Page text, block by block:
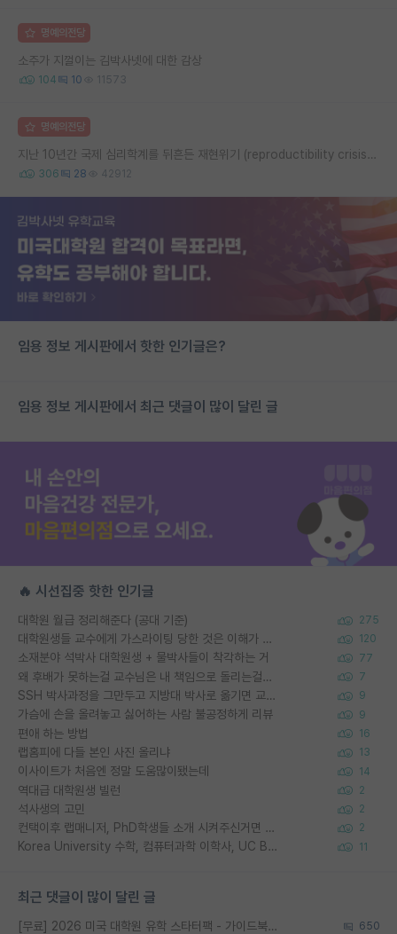
명예의전당
소주가 지껄이는 김박사넷에 대한 감상
104 10 11573
명예의전당
지난 10년간 국제 심리학계를 뒤흔든 재현위기 (reproductibility crisis) 요약 (1편)
306 28 42912
임용 정보 게시판에서 핫한 인기글은?
임용 정보 게시판에서 최근 댓글이 많이 달린 글
🔥 시선집중 핫한 인기글
대학원 월급 정리해준다 (공대 기준) 275
대학원생들 교수에게 가스라이팅 당한 것은 이해가 갑니다. 안타깝네요. 120
소재분야 석박사 대학원생 + 물박사들이 착각하는 거 77
왜 후배가 못하는걸 교수님은 내 책임으로 돌리는걸까요? 7
SSH 박사과정을 그만두고 지방대 박사로 옮기면 교수의 꿈은 끝일까요? 9
가슴에 손을 올려놓고 싫어하는 사람 불공정하게 리뷰 9
편애 하는 방법 16
랩홈피에 다들 본인 사진 올리냐 13
이사이트가 처음엔 정말 도움많이됐는데 14
역대급 대학원생 빌런 2
석사생의 고민 2
컨택이후 랩매니저, PhD학생들 소개 시켜주신거면 거의 컨펌에 가깝나요? 2
Korea University 수학, 컴퓨터과학 이학사, UC Berkeley 산업공학 대학원 공학박사가 되는 것은 쉽지 않겠죠? 11
최근 댓글이 많이 달린 글
[무료] 2026 미국 대학원 유학 스타터팩 - 가이드북 & 합격자 컨택메일 템플릿 650